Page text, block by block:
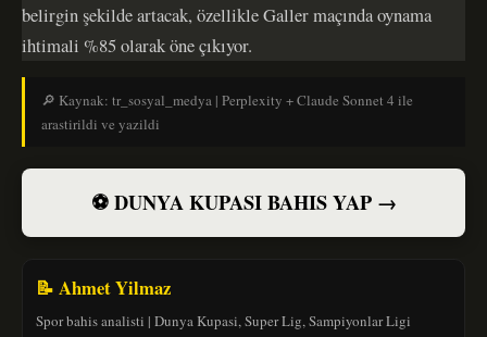
belirgin şekilde artacak, özellikle Galler maçında oynama
ihtimali %85 olarak öne çıkıyor.
🔎 Kaynak: tr_sosyal_medya | Perplexity + Claude Sonnet 4 ile
arastirildi ve yazildi
⚽ DUNYA KUPASI BAHIS YAP →
📝 Ahmet Yilmaz
Spor bahis analisti | Dunya Kupasi, Super Lig, Sampiyonlar Ligi